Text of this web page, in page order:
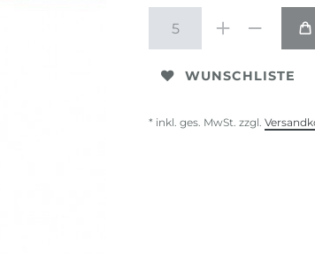
WUNSCHLISTE
* inkl. ges. MwSt. zzgl.